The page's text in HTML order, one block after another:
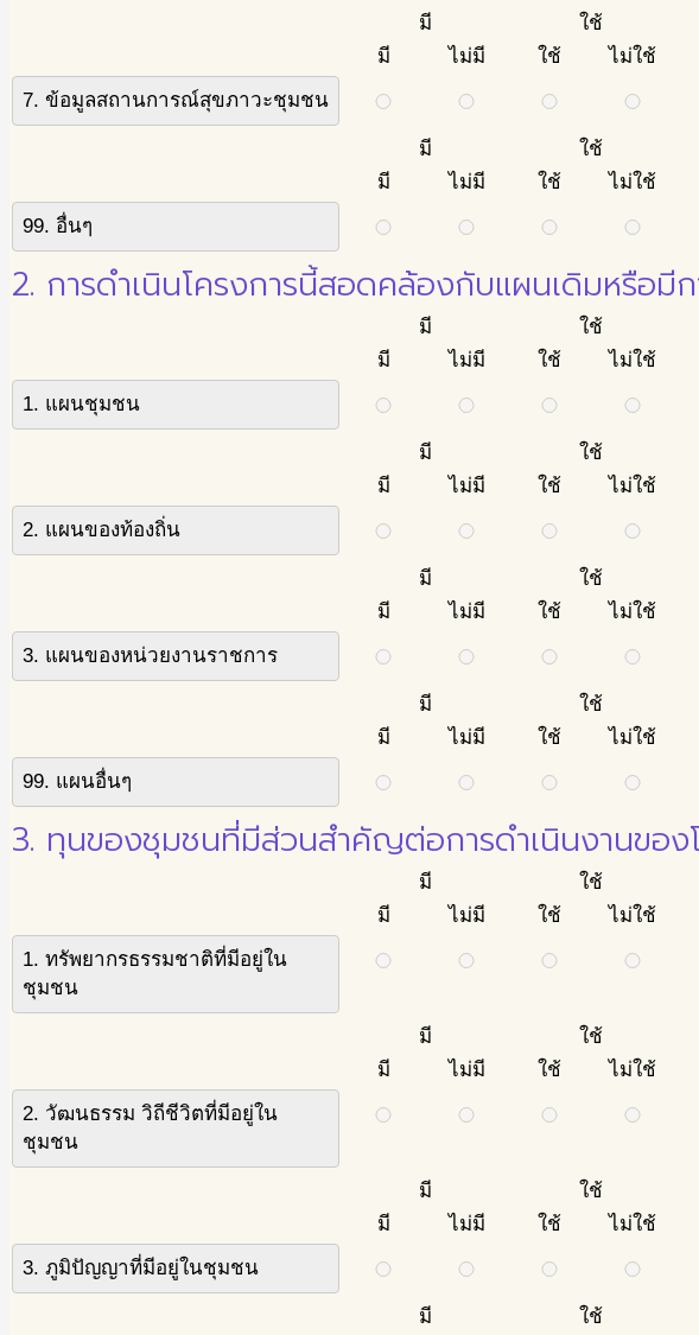
มี ใช้
มี
ไม่มี ใช้
ไม่ใช้
7. ข้อมูลสถานการณ์สุขภาวะชุมชน
มี ใช้
มี
ไม่มี ใช้
ไม่ใช้
99. อื่นๆ
2. การดำเนินโครงการนี้สอดคล้องกับแผนเดิมหรือ
มี ใช้
มี
ไม่มี ใช้
ไม่ใช้
1. แผนชุมชน
มี ใช้
มี
ไม่มี ใช้
ไม่ใช้
2. แผนของท้องถิ่น
มี ใช้
มี
ไม่มี ใช้
ไม่ใช้
3. แผนของหน่วยงานราชการ
มี ใช้
มี
ไม่มี ใช้
ไม่ใช้
99. แผนอื่นๆ
3. ทุนของชุมชนที่มีส่วนสำคัญต่อการดำเนินงานของ
มี ใช้
มี
ไม่มี ใช้
ไม่ใช้
1. ทรัพยากรธรรมชาติที่มีอยู่ใน
ชุมชน
มี ใช้
มี
ไม่มี ใช้
ไม่ใช้
2. วัฒนธรรม วิถีชีวิตที่มีอยู่ใน
ชุมชน
มี ใช้
มี
ไม่มี ใช้
ไม่ใช้
3. ภูมิปัญญาที่มีอยู่ในชุมชน
มี ใช้